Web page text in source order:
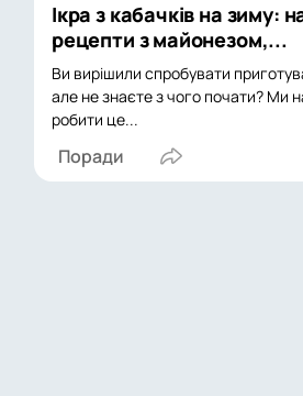
Ікра з кабачків на зиму:
рецепти з майонезом,...
Ви вирішили спробувати
але не знаєте з чого почати? Ми
робити це...
Поради